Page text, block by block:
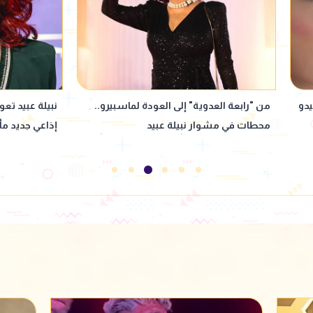
نبيلة عبيد تعود إلى ماسبيرو بمسلسل
إذاعي جديد مأخوذ عن رواية لإحسان عبد
بعد أزمة
مواجهات